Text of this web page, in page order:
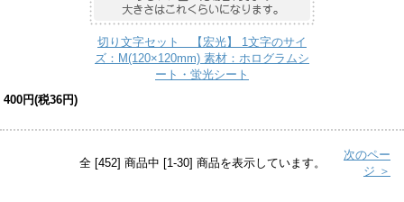
切り文字セット 【宏光】 1文字のサイ
ズ：M(120×120mm) 素材：ホログラムシ
ート・蛍光シート
400円(税36円)
全 [452] 商品中 [1-30] 商品を表示しています。
次のペー
ジ ＞